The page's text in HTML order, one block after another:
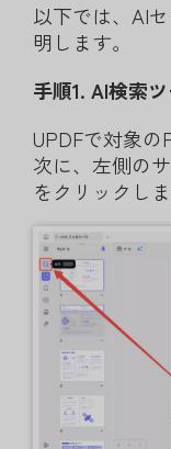
以下では、AI
明します。
手順1. AI検索
UPDFで対象の
次に、左側の
をクリックしま